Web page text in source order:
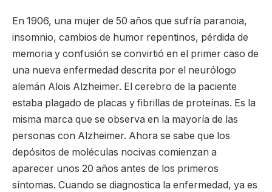
En 1906, una mujer de 50 años que sufría paranoia,
insomnio, cambios de humor repentinos, pérdida de
memoria y confusión se convirtió en el primer caso de
una nueva enfermedad descrita por el neurólogo
alemán Alois Alzheimer. El cerebro de la paciente
estaba plagado de placas y fibrillas de proteínas. Es la
misma marca que se observa en la mayoría de las
personas con Alzheimer. Ahora se sabe que los
depósitos de moléculas nocivas comienzan a
aparecer unos 20 años antes de los primeros
síntomas. Cuando se diagnostica la enfermedad, ya es